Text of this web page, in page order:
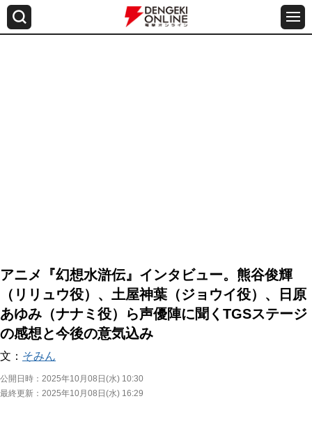
アニメ『幻想水滸伝』インタビュー。熊谷俊輝
（リリュウ役）、土屋神葉（ジョウイ役）、⽇原
あゆみ（ナナミ役）ら声優陣に聞くTGSステージ
の感想と今後の意気込み
文： そみん
公開日時： 2025年10月08日(水) 10:30
最終更新： 2025年10月08日(水) 16:29